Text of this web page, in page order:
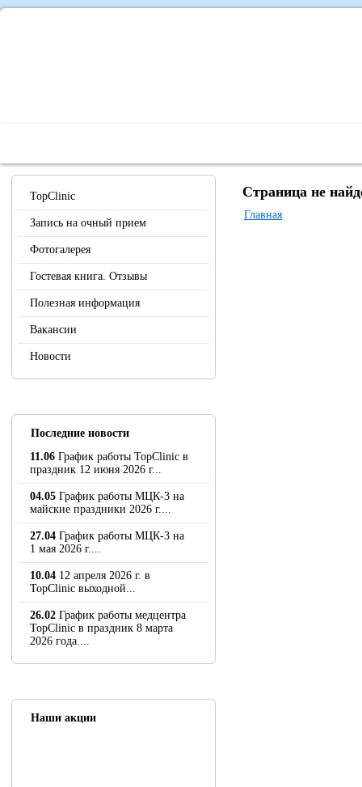
TopClinic
Запись на очный прием
Фотогалерея
Гостевая книга. Отзывы
Полезная информация
Вакансии
Новости
Последние новости
11.06 График работы TopClinic в
праздник 12 июня 2026 г...
04.05 График работы МЦК-3 на
майские праздники 2026 г....
27.04 График работы МЦК-3 на
1 мая 2026 г....
10.04 12 апреля 2026 г. в
TopClinic выходной...
26.02 График работы медцентра
TopClinic в праздник 8 марта
2026 года....
Наши акции
Страница не
Главная